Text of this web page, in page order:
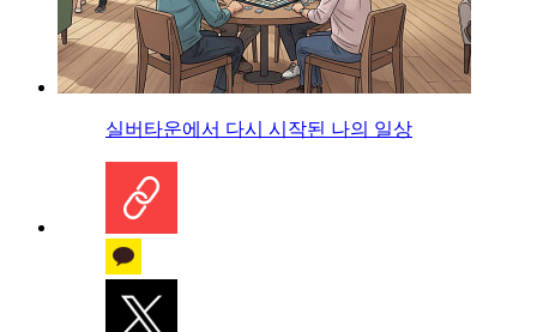
실버타운에서 다시 시작된 나의 일상